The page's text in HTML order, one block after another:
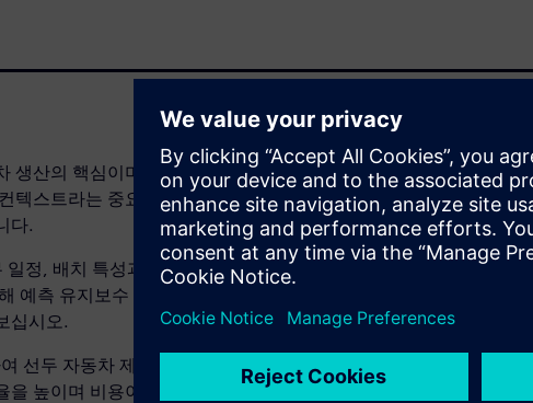
생산의 핵심이며, 고장이 나면 비용이 많이 듭니다. 기존
텍스트라는 중요한 요소를 간과하므로 목표를 달성하지
다.
정, 배치 특성과 같은 MES 인사이트와 결합된 상황에 맞
예측 유지보수 정확도를 획기적으로 개선하고 오경보를
십시오.
선두 자동차 제조업체가 이러한 접근 방식을 사용하여 다
을 높이며 비용이 많이 드는 오류를 사전에 방지하는 방법